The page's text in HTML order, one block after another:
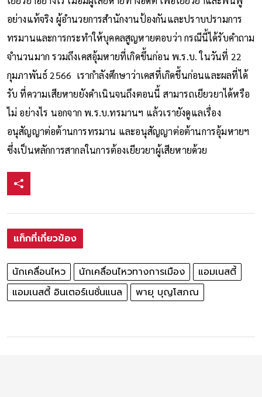
อย่างแท้จริง ผู้อำนวยการสำนักงานป้องกันและปราบปรามการ
ทรมานและการกระทำให้บุคคลสูญหายตอบว่า กรณีนี้ได้รับคำถาม
จำนวนมาก รวมถึงเคสอุ้มหายที่เกิดขึ้นก่อน พ.ร.บ. ในวันที่ 22
กุมภาพันธ์ 2566 เรากำลังศึกษาว่าเคสที่เกิดขึ้นก่อนและผลที่ได้
รับ ที่ความเสียหายยังดำเนินจนถึงตอนนี้ สามารถเยียวยาได้หรือ
ไม่ อย่างไร นอกจาก พ.ร.บ.ทรมานฯ แล้วเรายังดูแลเรื่อง
อนุสัญญาต่อต้านการทรมาน และอนุสัญญาต่อต้านการอุ้มหายฯ
ซึ่งเป็นหลักการสากลในการต้องเยียวยาผู้เสียหายด้วย
แท็กที่เกี่ยวข้อง
นักเคลื่อนไหว นักเคลื่อนไหวทางการเมือง
แอมเนสตี้
แอมเนสตี้ อินเตอร์เนชั่นแนล
พายุ บุญโสภณ